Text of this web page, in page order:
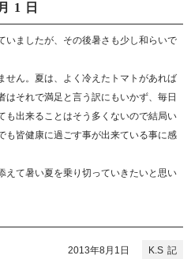
1日
いましたが、その後暑さも少し和らいで
せん。夏は、よく冷えたトマトがあれば
はそれで満足と言う訳にもいかず、毎日
も出来ることはそう多くないので結局い
も皆健康に過ごす事が出来ている事に感
えて暑い夏を乗り切っていきたいと思い
K.S
2013年8月1日